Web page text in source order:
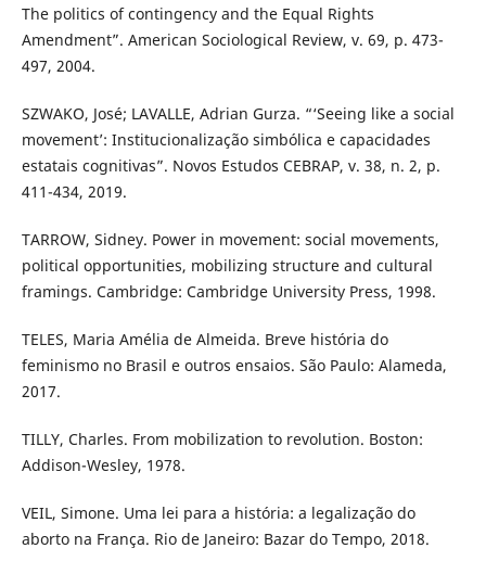
The politics of contingency and the Equal Rights
Amendment”. American Sociological Review, v. 69, p. 473-
497, 2004.
SZWAKO, José; LAVALLE, Adrian Gurza. “‘Seeing like a social
movement’: Institucionalização simbólica e capacidades
estatais cognitivas”. Novos Estudos CEBRAP, v. 38, n. 2, p.
411-434, 2019.
TARROW, Sidney. Power in movement: social movements,
political opportunities, mobilizing structure and cultural
framings. Cambridge: Cambridge University Press, 1998.
TELES, Maria Amélia de Almeida. Breve história do
feminismo no Brasil e outros ensaios. São Paulo: Alameda,
2017.
TILLY, Charles. From mobilization to revolution. Boston:
Addison-Wesley, 1978.
VEIL, Simone. Uma lei para a história: a legalização do
aborto na França. Rio de Janeiro: Bazar do Tempo, 2018.